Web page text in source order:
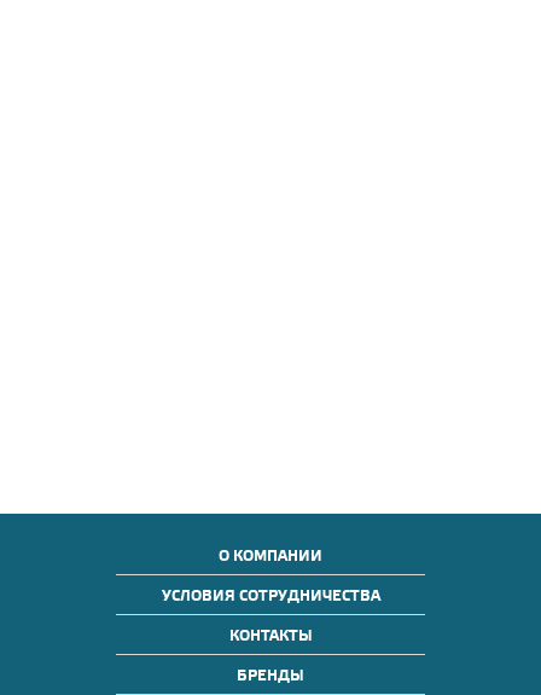
О КОМПАНИИ
УСЛОВИЯ СОТРУДНИЧЕСТВА
КОНТАКТЫ
БРЕНДЫ